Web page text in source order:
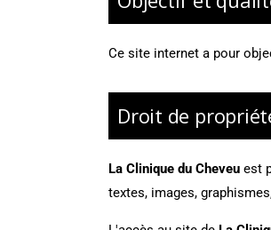
Ce site internet a pour
Droit de
La Clinique du Cheveu est
textes, images,